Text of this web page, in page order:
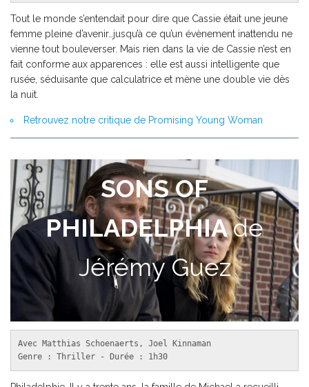
Tout le monde s’entendait pour dire que Cassie était une jeune
femme pleine d’avenir…jusqu’à ce qu’un évènement inattendu ne
vienne tout bouleverser. Mais rien dans la vie de Cassie n’est en
fait conforme aux apparences : elle est aussi intelligente que
rusée, séduisante que calculatrice et mène une double vie dès
la nuit.
Retrouvez notre critique de Promising Young Woman
SONS OF
PHILADELPHIAde
Jérémy Guez
Avec Matthias Schoenaerts, Joel Kinnaman
Genre : Thriller - Durée : 1h30